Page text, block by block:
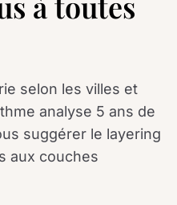
selon les villes et
analyse 5 ans de
suggérer le layering
aux couches